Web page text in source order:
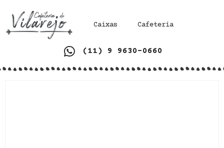
Caixas Cafeteria
(11) 9 9630-0660